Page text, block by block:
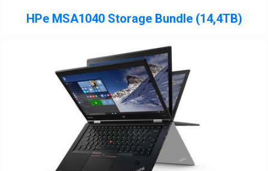
HPe MSA1040 Storage Bundle (14,4TB)